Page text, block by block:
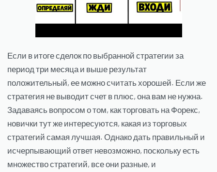
Если в итоге сделок по выбранной стратегии за
период три месяца и выше результат
положительный, ее можно считать хорошей. Если же
стратегия не выводит счет в плюс, она вам не нужна.
Задаваясь вопросом о том, как торговать на Форекс,
новички тут же интересуются, какая из торговых
стратегий самая лучшая. Однако дать правильный и
исчерпывающий ответ невозможно, поскольку есть
множество стратегий, все они разные, и